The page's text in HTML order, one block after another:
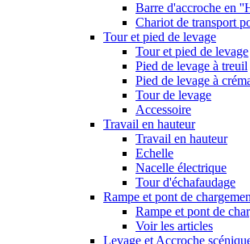
Barre d'accroche en
Chariot de transport
Tour et pied de levage
Tour et pied de levage
Pied de levage à treuil
Pied de levage à
Tour de levage
Accessoire
Travail en hauteur
Travail en hauteur
Echelle
Nacelle électrique
Tour d'échafaudage
Rampe et pont de
Rampe et pont de
Voir les articles
Levage et Accroche